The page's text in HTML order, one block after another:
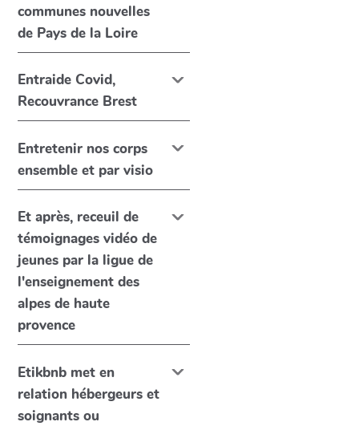
communes nouvelles
de Pays de la Loire
Entraide Covid,
Recouvrance Brest
Entretenir nos corps
ensemble et par visio
Et après, receuil de
témoignages vidéo de
jeunes par la ligue de
l'enseignement des
alpes de haute
provence
Etikbnb met en
relation hébergeurs et
soignants ou